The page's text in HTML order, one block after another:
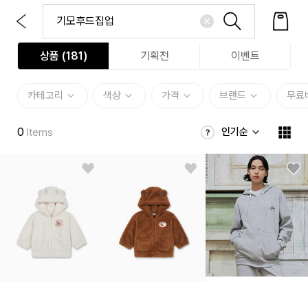
상품 (181 ) 기획전 이벤트
카테고리 색상 가격 브랜드 무료
0 Items 인기순